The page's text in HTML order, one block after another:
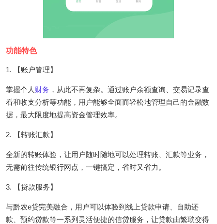
功能特色
1. 【账户管理】
掌握个人 财务 ，从此不再复杂。通过账户余额查询、交易记录查
看和收支分析等功能，用户能够全面而轻松地管理自己的金融数
据，最大限度地提高资金管理效率。
2. 【转账汇款】
全新的转账体验，让用户随时随地可以处理转账、汇款等业务，
无需前往传统银行网点，一键搞定，省时又省力。
3. 【贷款服务】
与黔农e贷完美融合，用户可以体验到线上贷款申请、自助还
款、预约贷款等一系列灵活便捷的信贷服务，让贷款由繁琐变得